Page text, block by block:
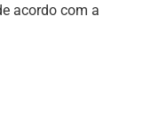
acordo com a